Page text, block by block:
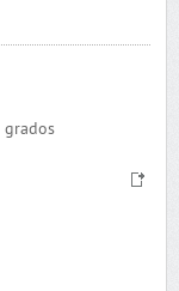
grados